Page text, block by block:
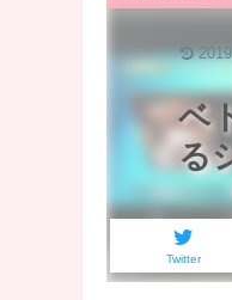
ベ
る
Twitter